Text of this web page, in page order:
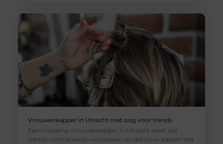
Vrouwenkapper in Utrecht met oog voor trends
Een moderne vrouwenkapper in Utrecht weet dat
trends voortdurend veranderen en dat jouw kapsel met